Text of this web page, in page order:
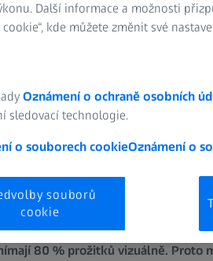
80 % prožitků vizuálně. Proto
Další informace a možnosti
kde můžete změnit své
Oznámení o ochraně osobních
sledovací technologie.
o souborech cookieOznámení o
souborů
cookie